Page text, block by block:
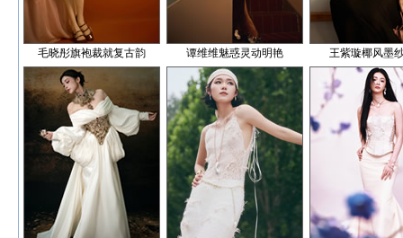
毛晓彤旗袍裁就复古韵 谭维维魅惑灵动明艳 王紫璇椰风墨